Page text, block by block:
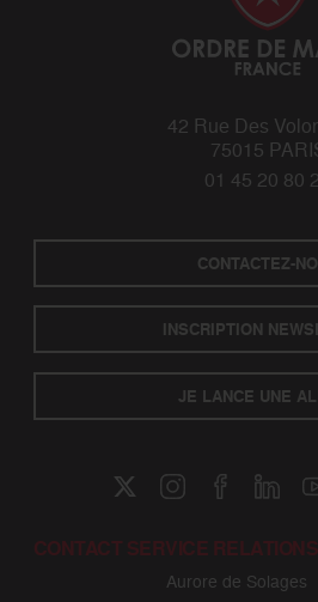
42 Rue Des
75015
01 45 20 80
CONTACTEZ-
INSCRIPTION
JE LANCE UNE
CONTACT SERVICE
Aurore de Solages